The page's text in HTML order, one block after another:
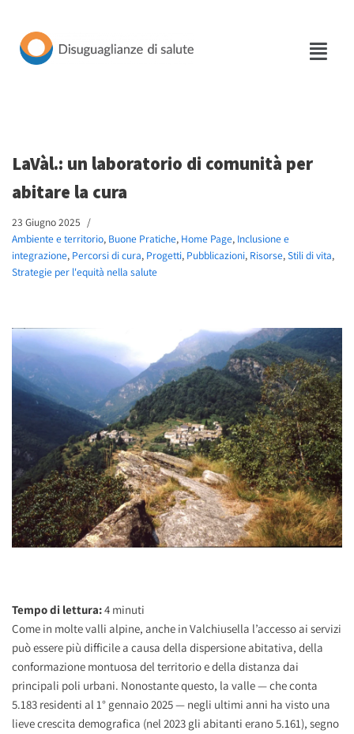
Vai
LaVàl.: un laboratorio di comunità per
abitare la cura
23 Giugno 2025
Ambiente e territorio, Buone Pratiche, Home Page, Inclusione e
integrazione, Percorsi di cura, Progetti, Pubblicazioni, Risorse,Stili di vita,
Strategie per l'equità nella salute
Tempo di lettura:4 minuti
Come in molte valli alpine, anche in Valchiusella l’accesso ai servizi
può essere più difficile a causa della dispersione abitativa, della
conformazione montuosa del territorio e della distanza dai
principali poli urbani. Nonostante questo, la valle — che conta
5.183 residenti al 1° gennaio 2025 — negli ultimi anni ha visto una
lieve crescita demografica (nel 2023 gli abitanti erano 5.161), segno